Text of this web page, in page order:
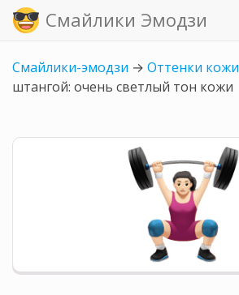
Смайлики Эмодзи
Смайлики-эмодзи → Оттенки кожи
штангой: очень светлый тон кожи